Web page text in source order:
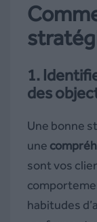
1.
des
Une bonne
une
sont vos
habitudes